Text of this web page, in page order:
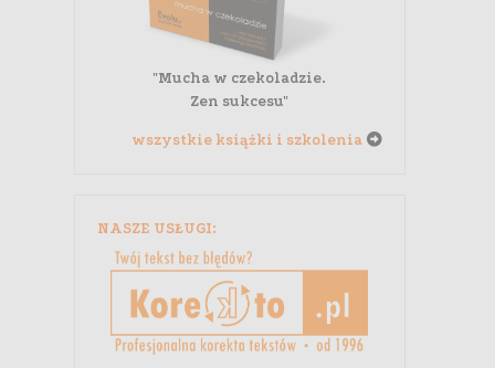
"Mucha w czekoladzie.
Zen sukcesu"
wszystkie książki i szkolenia
NASZE USŁUGI: